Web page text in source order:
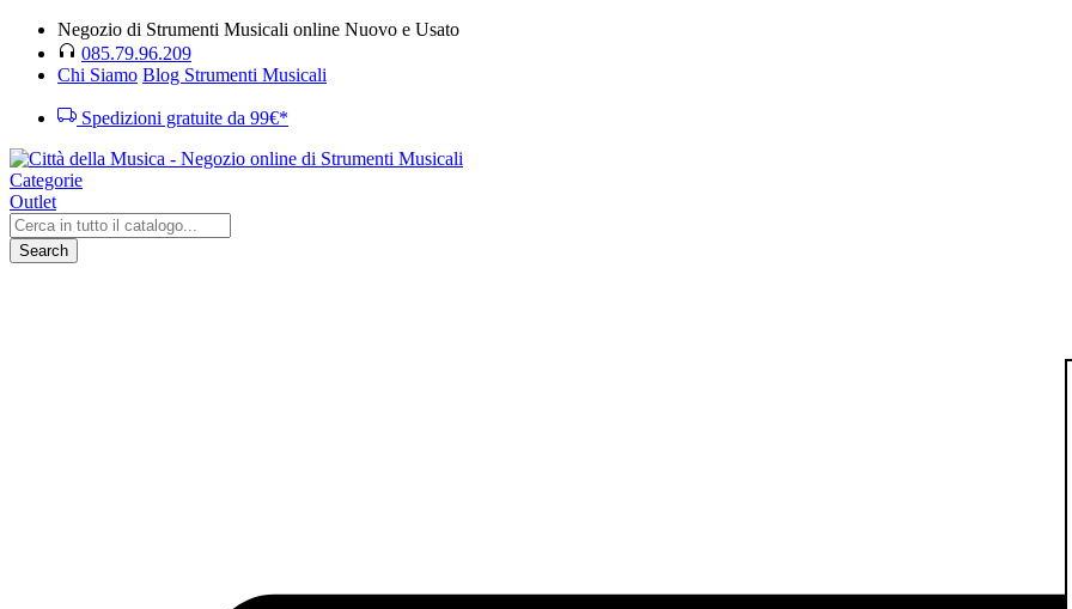
Negozio di Strumenti Musicali online Nuovo e Usato
085.79.96.209
Chi Siamo Blog Strumenti Musicali
Spedizioni gratuite da 99€*
Categorie
Outlet
Search